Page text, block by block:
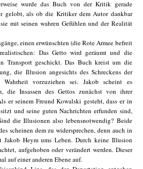
wurde das Buch von der Kritik gerade
gelobt, als ob die Kritiker dem Autor dankbar
sie mit seinen wahren Gefühlen und der Realität
einen erwünschten (die Rote Armee befreit
Das Getto wird geräumt und die
Transport geschickt. Das Buch kreist um die
die Illusion angesichts des Schreckens der
vorzuziehen sei. Jakob scheint es
die Insassen des Gettos zunächst von ihrer
er seinem Freund Kowalski gesteht, dass er in
und seine guten Nachrichten erfunden sind,
die Illusionen also lebensnotwendig? Beide
scheinen dem zu widersprechen, denn auch in
Jakob Heym ums Leben. Durch keine Illusion
aufgehoben oder verändert werden. Dieser
auf einer anderen Ebene auf.